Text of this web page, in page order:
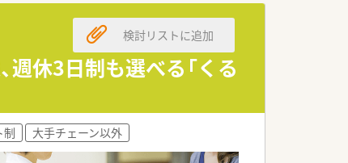
急募案件です。
ています。
を募ります。
剤薬局です。
ムーズです。
しています。
週休3日制も選べる「くる
検討リストに追加
制 大手チェーン以外